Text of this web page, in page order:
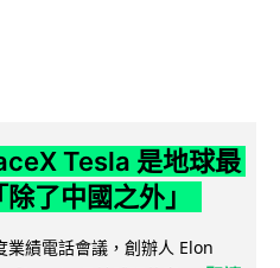
Tesla 是地球最
了中國之外」
績電話會議，創辦人 Elon